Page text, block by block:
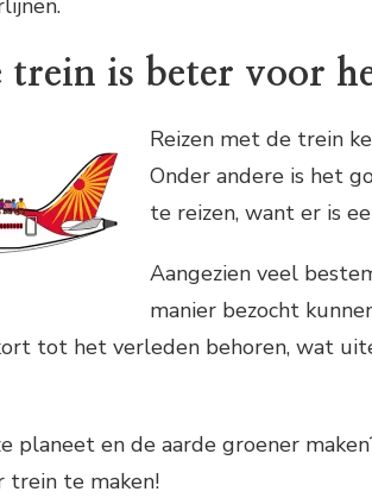
trein is beter voor
Reizen met de trein
Onder andere is het
te reizen, want er is
Aangezien veel
manier bezocht
tot het verleden behoren, wat
planeet en de aarde groener
trein te maken!